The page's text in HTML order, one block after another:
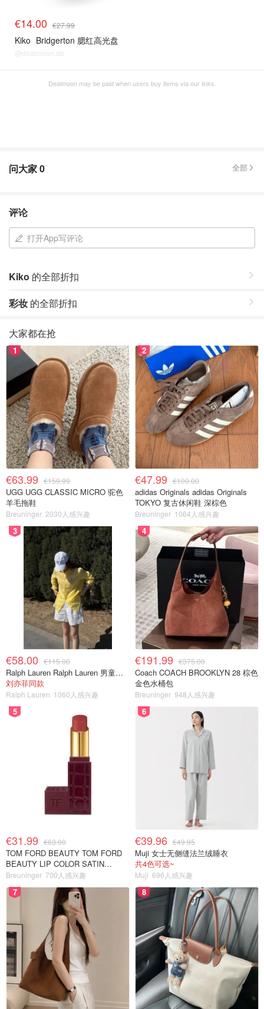
€14.00 €27.99
Kiko Bridgerton 腮红高光盘
@dealmoon.de
Dealmoon may be paid when users buy items via our links.
问大家0 全部
评论
打开App写评论
Kiko 的全部折扣
彩妆 的全部折扣
大家都在抢
1
€63.99 €159.99
UGG UGG CLASSIC MICRO 驼色
羊毛拖鞋
Breuninger 2030人感兴趣
2
€47.99 €100.00
adidas Originals adidas Originals
TOKYO 复古休闲鞋 深棕色
Breuninger 1064人感兴趣
3
€58.00 €115.00
Ralph Lauren Ralph Lauren 男童亚麻衬衫
刘亦菲同款
Ralph Lauren 1060人感兴趣
4
€191.99 €375.00
Coach COACH BROOKLYN 28 棕色
金色水桶包
Breuninger 948人感兴趣
5
€31.99 €63.00
TOM FORD BEAUTY TOM FORD
BEAUTY LIP COLOR SATIN
MATTE 裸玫瑰口红
Breuninger 700人感兴趣
6
€39.96 €49.95
Muji 女士无侧缝法兰绒睡衣
共4色可选~
Muji 696人感兴趣
7 8